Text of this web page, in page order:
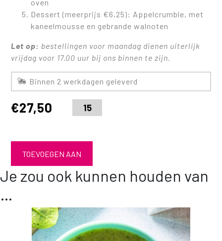
oven
Dessert (meerprijs €6,25): Appelcrumble, met
kaneelmousse en gebrande walnoten
Let op: bestellingen voor maandag dienen uiterlijk
vrijdag voor 17.00 uur bij ons binnen te zijn.
Binnen 2 werkdagen geleverd
€27,50
TOEVOEGEN AAN
WINKELWAGEN
Je zou ook kunnen houden van
…